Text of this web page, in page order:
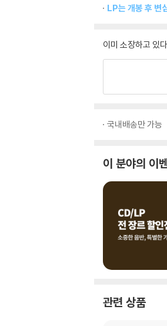
LP는 개봉 후 변
이미 소장하고 있
국내배송만 가능
이 분야의 이
관련 상품